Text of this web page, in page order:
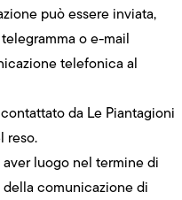
può essere inviata,
o e-mail
telefonica al
da Le Piantagioni
reso.
luogo nel termine di
comunicazione di